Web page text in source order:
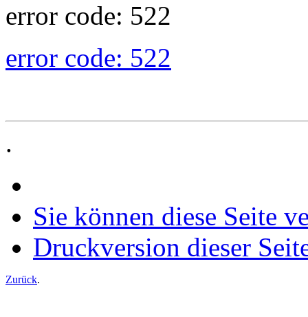
error code: 522
error code: 522
.
Sie können diese Seite
Druckversion dieser
Zurück.